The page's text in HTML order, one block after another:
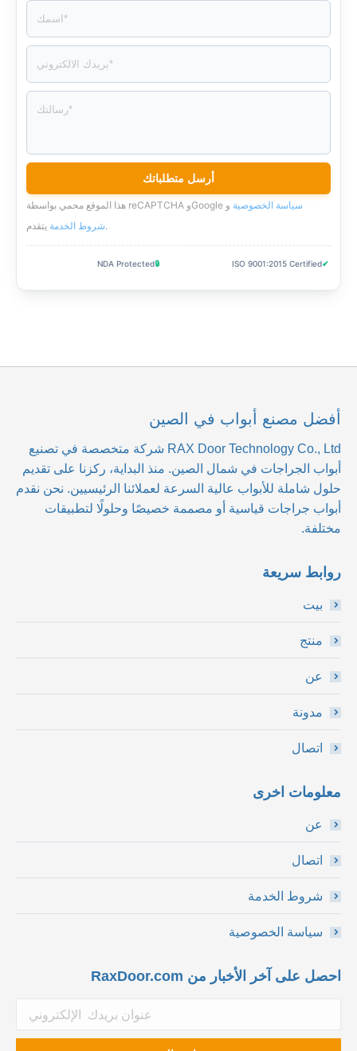
هذا الموقع محمي بواسطة reCAPTCHA وGoogle سياسة الخصوصية و
شروط الخدمة يتقدم .
✔
ISO 9001:2015 Certified
🔒
NDA Protected
أفضل مصنع أبواب في الصين
RAX Door Technology Co., Ltd شركة متخصصة في تصنيع
أبواب الجراجات في شمال الصين. منذ البداية، ركزنا على تقديم
حلول شاملة للأبواب عالية السرعة لعملائنا الرئيسيين. نحن نقدم
أبواب جراجات قياسية أو مصممة خصيصًا وحلولًا لتطبيقات
مختلفة.
روابط سريعة
بيت
منتج
عن
مدونة
اتصال
معلومات اخرى
عن
اتصال
شروط الخدمة
سياسة الخصوصية
احصل على آخر الأخبار من RaxDoor.com